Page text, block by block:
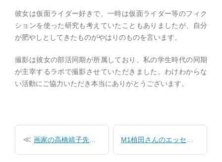
彼女は仮面ライダー好きで、一時は仮面ライダー等のフィク
ションを使った研究も考えていたこともありましたが、自分
が肥やしとしてきたものがやはりのものを言います。
撮影は彼女の部活同期が所属しており、私の学生時代の同期
が主宰するラボで撮影させていただきました。わけわからな
い活動にご協力いただき本当にありがとうございます。
稿
ナ
画家の高橋靖子先生が図書室を来訪